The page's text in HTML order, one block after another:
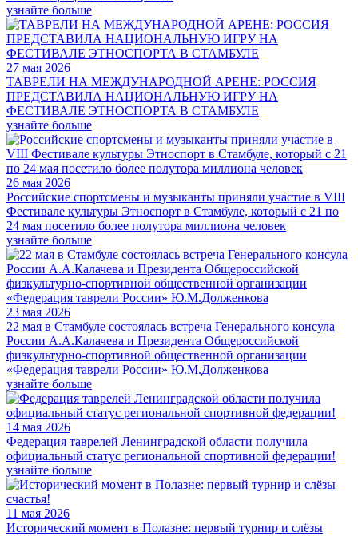
узнайте больше
27 мая 2026
ТАВРЕЛИ НА МЕЖДУНАРОДНОЙ АРЕНЕ: РОССИЯ
ПРЕДСТАВИЛА НАЦИОНАЛЬНУЮ ИГРУ НА
ФЕСТИВАЛЕ ЭТНОСПОРТА В СТАМБУЛЕ
узнайте больше
26 мая 2026
Российские спортсмены и музыканты приняли участие в VIII
Фестивале культуры Этноспорт в Стамбуле, который с 21 по
24 мая посетило более полутора миллиона человек
узнайте больше
23 мая 2026
22 мая в Стамбуле состоялась встреча Генерального консула
России А.А.Калачева и Президента Общероссийской
физкультурно-спортивной общественной организации
«Федерация таврели России» Ю.М.Долженкова
узнайте больше
14 мая 2026
Федерация таврелей Ленинградской области получила
официальный статус региональной спортивной федерации!
узнайте больше
11 мая 2026
Исторический момент в Полазне: первый турнир и слёзы